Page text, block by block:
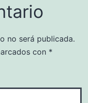
no será publicada.
con *